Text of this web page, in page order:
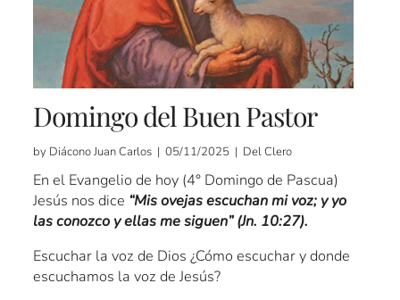
Domingo del Buen Pastor
by Diácono Juan Carlos | 05/11/2025 | Del Clero
En el Evangelio de hoy (4° Domingo de Pascua)
Jesús nos dice “Mis ovejas escuchan mi voz; y yo
las conozco y ellas me siguen” (Jn. 10:27).
Escuchar la voz de Dios ¿Cómo escuchar y donde
escuchamos la voz de Jesús?